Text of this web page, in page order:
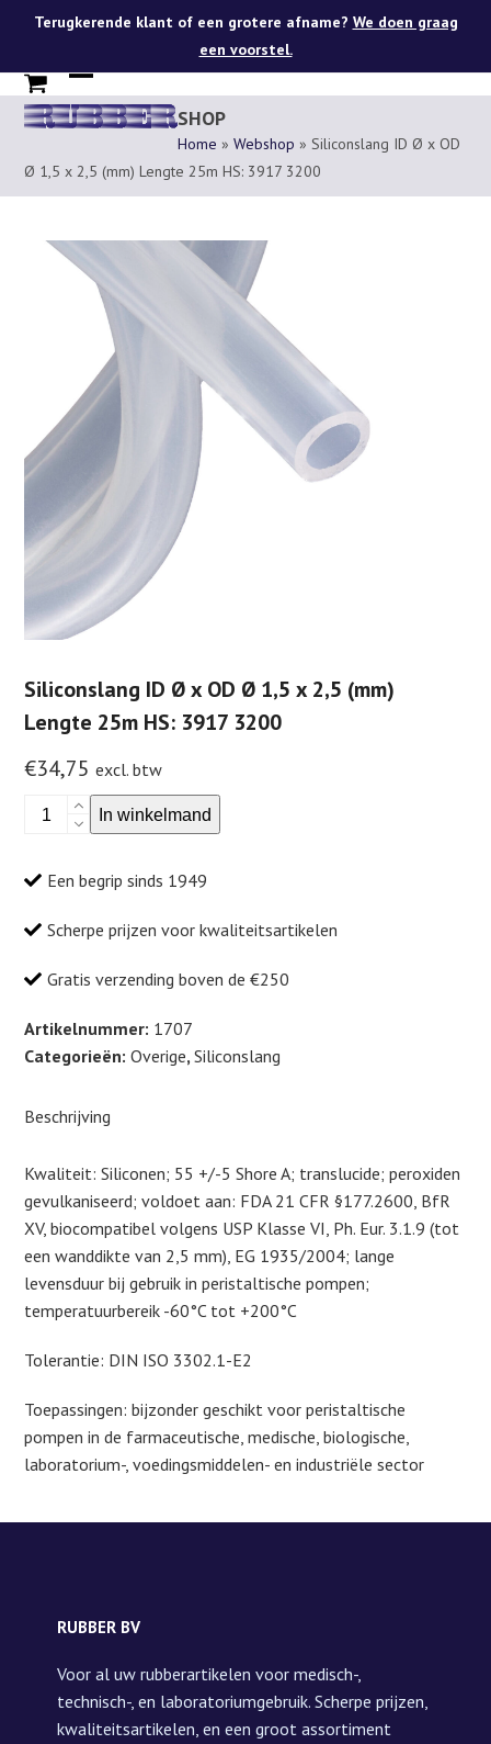
content
Terugkerende klant of een grotere afname? We doen graag
een voorstel.
Open
mobile
Close
mobile
SHOP
Home »Webshop »Siliconslang ID Ø x OD
Ø 1,5 x 2,5 (mm) Lengte 25m HS: 3917 3200
Siliconslang ID Ø x OD Ø 1,5 x 2,5 (mm)
Lengte 25m HS: 3917 3200
€34,75 excl. btw
Siliconslang
x
1,5
2,5
(mm)
25m
3917
3200
aantal
In winkelmand
Een begrip sinds 1949
Scherpe prijzen voor kwaliteitsartikelen
Gratis verzending boven de €250
Artikelnummer: 1707
Categorieën:Overige,Siliconslang
Beschrijving
Kwaliteit: Siliconen; 55 +/-5 Shore A; translucide; peroxiden
gevulkaniseerd; voldoet aan: FDA 21 CFR §177.2600, BfR
XV, biocompatibel volgens USP Klasse VI, Ph. Eur. 3.1.9 (tot
een wanddikte van 2,5 mm), EG 1935/2004; lange
levensduur bij gebruik in peristaltische pompen;
temperatuurbereik -60°C tot +200°C
Tolerantie: DIN ISO 3302.1-E2
Toepassingen: bijzonder geschikt voor peristaltische
pompen in de farmaceutische, medische, biologische,
laboratorium-, voedingsmiddelen- en industriële sector
RUBBER BV
Voor al uw rubberartikelen voor medisch-,
technisch-, en laboratoriumgebruik. Scherpe prijzen,
kwaliteitsartikelen, en een groot assortiment